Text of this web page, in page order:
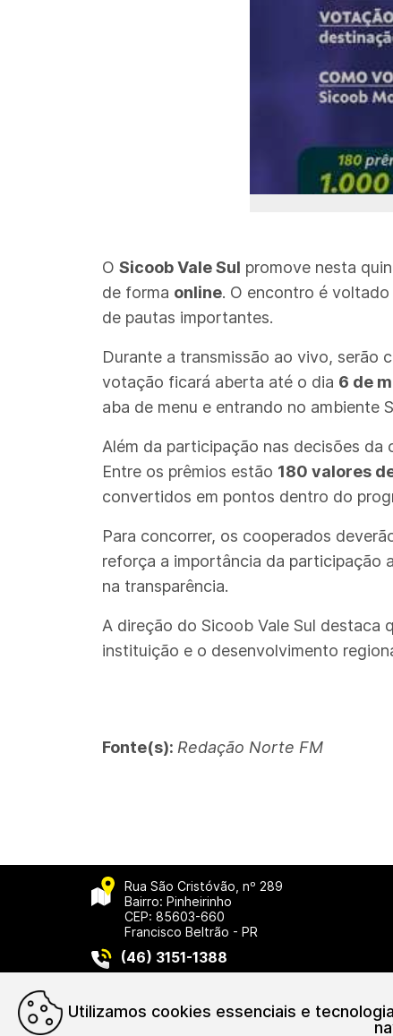
O Sicoob Vale Sul promove nesta
de forma online. O encontro é
de pautas importantes.
Durante a transmissão ao vivo, serão
votação ficará aberta até o dia 6 de
aba de menu e entrando no ambiente
Além da participação nas decisões
Entre os prêmios estão 180 valores
convertidos em pontos dentro do
Para concorrer, os cooperados
reforça a importância da participação
na transparência.
A direção do Sicoob Vale Sul destaca
instituição e o desenvolvimento
Fonte(s): Redação Norte FM
Utilizamos cookies essenciais e
Rua São Cristóvão, nº 289
Bairro: Pinheirinho
CEP: 85603-660
Francisco Beltrão - PR
(46) 3151-1388